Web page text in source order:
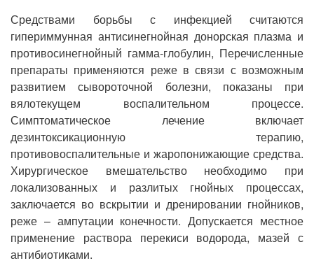
Средствами борьбы с инфекцией считаются
гипериммунная антисинегнойная донорская плазма и
противосинегнойный гамма-глобулин, Перечисленные
препараты применяются реже в связи с возможным
развитием сывороточной болезни, показаны при
вялотекущем воспалительном процессе.
Симптоматическое лечение включает
дезинтоксикационную терапию,
противовоспалительные и жаропонижающие средства.
Хирургическое вмешательство необходимо при
локализованных и разлитых гнойных процессах,
заключается во вскрытии и дренировании гнойников,
реже – ампутации конечности. Допускается местное
применение раствора перекиси водорода, мазей с
антибиотиками.